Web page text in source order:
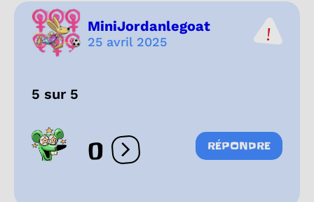
MiniJordanlegoat
25 avril 2025
5 sur 5
0 Ouvrir les réactions
RÉPONDRE